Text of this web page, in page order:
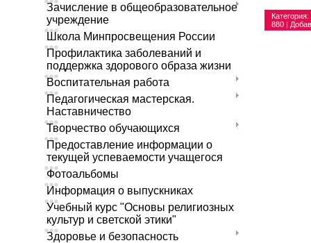
Зачисление в общеобразовательное
учреждение
Школа Минпросвещения России
Профилактика заболеваний и
поддержка здорового образа жизни
Воспитательная работа
Педагогическая мастерская.
Наставничество
Творчество обучающихся
Предоставление информации о
текущей успеваемости учащегося
Фотоальбомы
Информация о выпускниках
Учебный курс "Основы религиозных
культур и светской этики"
Здоровье и безопасность
Категория:
880 |